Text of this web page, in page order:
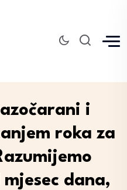
i
roka za
dana,